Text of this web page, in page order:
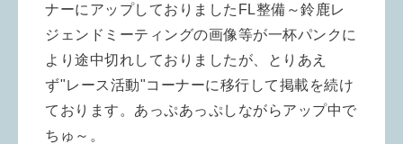
ナーにアップしておりましたFL整備～鈴鹿レ
ジェンドミーティングの画像等が一杯パンクに
より途中切れしておりましたが、とりあえ
ず"レース活動"コーナーに移行して掲載を続け
ております。あっぷあっぷしながらアップ中で
ちゅ～。